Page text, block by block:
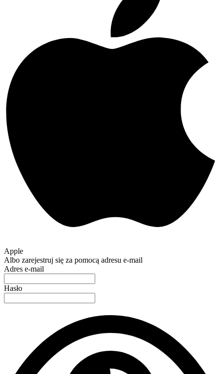
Apple
Albo zarejestruj się za pomocą adresu e-mail
Adres e-mail
Hasło